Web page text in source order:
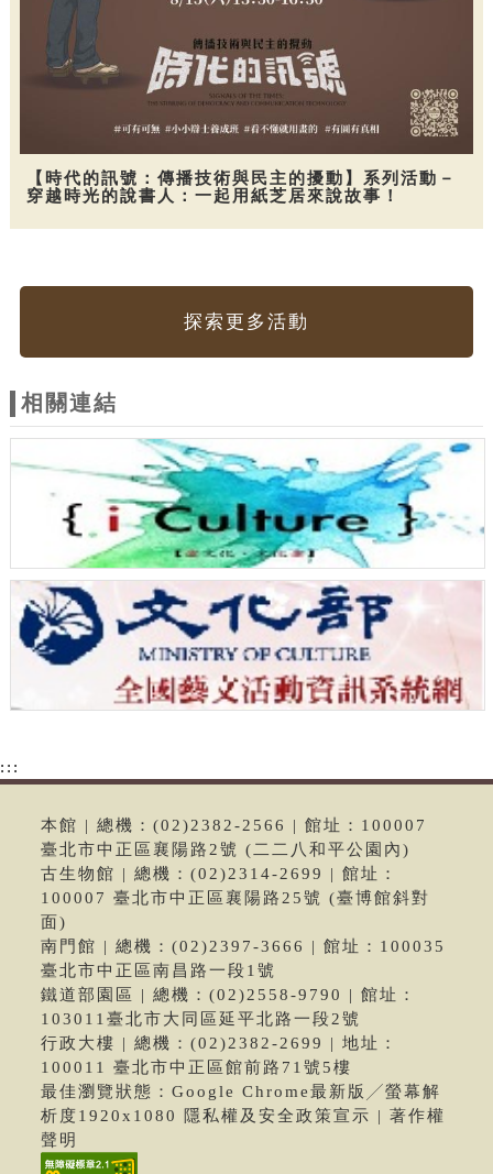
【時代的訊號：傳播技術與民主的擾動】系列活動－
穿越時光的說書人：一起用紙芝居來說故事！
探索更多活動
相關連結
:::
本館 | 總機：(02)2382-2566 | 館址：100007
臺北市中正區襄陽路2號 (二二八和平公園內)
古生物館 | 總機：(02)2314-2699 | 館址：
100007 臺北市中正區襄陽路25號 (臺博館斜對
面)
南門館 | 總機：(02)2397-3666 | 館址：100035
臺北市中正區南昌路一段1號
鐵道部園區 | 總機：(02)2558-9790 | 館址：
103011臺北市大同區延平北路一段2號
行政大樓 | 總機：(02)2382-2699 | 地址：
100011 臺北市中正區館前路71號5樓
最佳瀏覽狀態：Google Chrome最新版╱螢幕解
析度1920x1080 隱私權及安全政策宣示 | 著作權
聲明